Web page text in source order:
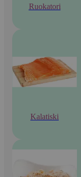
Ruokatori
Kalatiski